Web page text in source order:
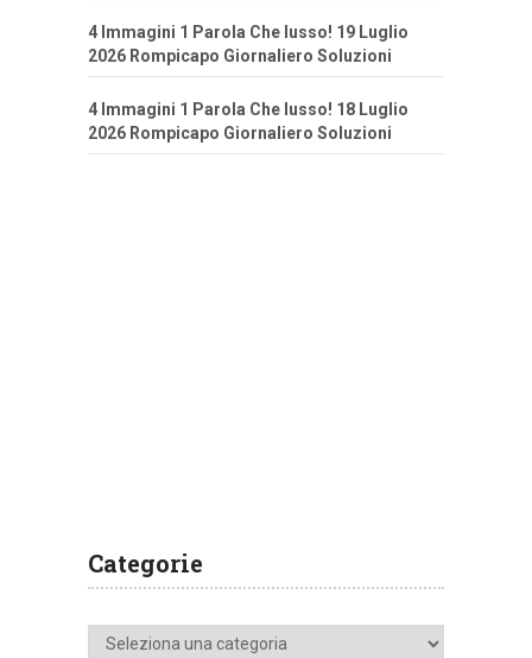
4 Immagini 1 Parola Che lusso! 19 Luglio
2026 Rompicapo Giornaliero Soluzioni
4 Immagini 1 Parola Che lusso! 18 Luglio
2026 Rompicapo Giornaliero Soluzioni
Categorie
Categorie